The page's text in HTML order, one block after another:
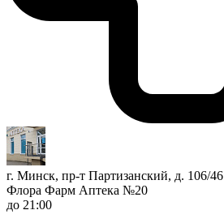
г. Минск, пр-т Партизанский, д. 106/46
Флора Фарм Аптека №20
до 21:00